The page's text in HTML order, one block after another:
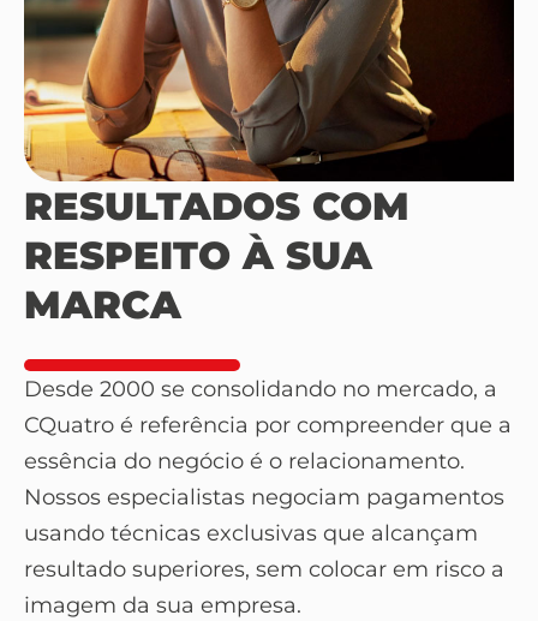
RESULTADOS COM
RESPEITO À SUA
MARCA
Desde 2000 se consolidando no mercado, a
CQuatro é referência por compreender que a
essência do negócio é o relacionamento.
Nossos especialistas negociam pagamentos
usando técnicas exclusivas que alcançam
resultado superiores, sem colocar em risco a
imagem da sua empresa.